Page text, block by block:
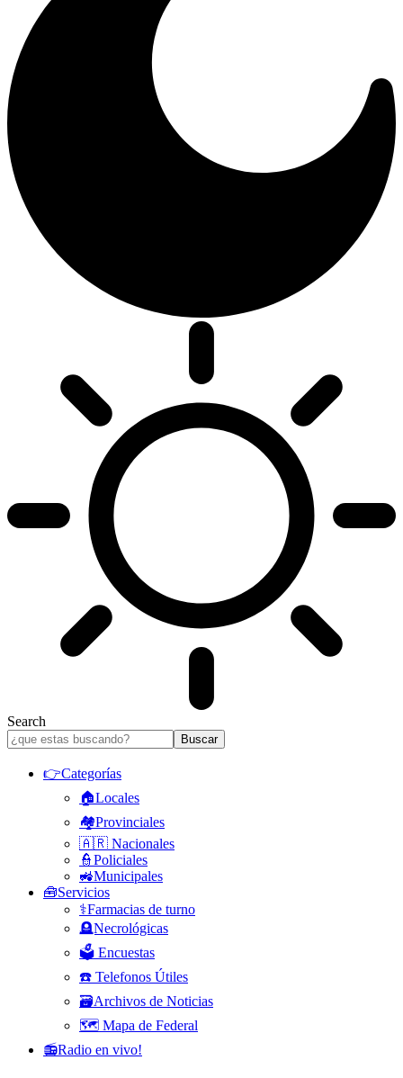
Search
👉Categorías
🏠Locales
🏘️Provinciales
🇦🇷 Nacionales
👮Policiales
🚜Municipales
🧰Servicios
⚕️Farmacias de turno
🪦Necrológicas
🗳️ Encuestas
☎️ Telefonos Útiles
🗃️Archivos de Noticias
🗺️ Mapa de Federal
📻Radio en vivo!